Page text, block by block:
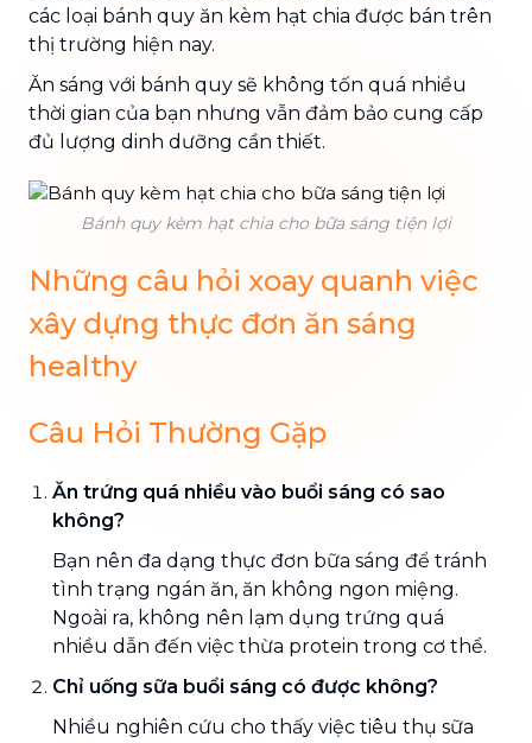
các loại bánh quy ăn kèm hạt chia được bán trên
thị trường hiện nay.
Ăn sáng với bánh quy sẽ không tốn quá nhiều
thời gian của bạn nhưng vẫn đảm bảo cung cấp
đủ lượng dinh dưỡng cần thiết.
Bánh quy kèm hạt chia cho bữa sáng tiện lợi
Những câu hỏi xoay quanh việc
xây dựng thực đơn ăn sáng
healthy
Câu Hỏi Thường Gặp
Ăn trứng quá nhiều vào buổi sáng có sao
không?
Bạn nên đa dạng thực đơn bữa sáng để tránh
tình trạng ngán ăn, ăn không ngon miệng.
Ngoài ra, không nên lạm dụng trứng quá
nhiều dẫn đến việc thừa protein trong cơ thể.
Chỉ uống sữa buổi sáng có được không?
Nhiều nghiên cứu cho thấy việc tiêu thụ sữa